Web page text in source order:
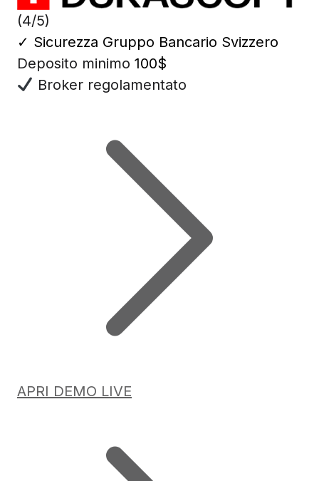
(4/5)
✓ Sicurezza Gruppo Bancario Svizzero
Deposito minimo 100$
Broker regolamentato
APRI DEMO LIVE